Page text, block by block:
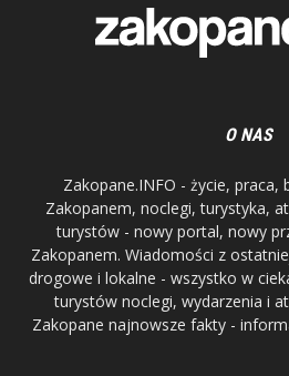
O NAS
Zakopane.INFO - życie, praca,
Zakopanem, noclegi, turystyka,
turystów - nowy portal, nowy
Zakopanem. Wiadomości z
drogowe i lokalne - wszystko w
turystów noclegi, wydarzenia i
Zakopane najnowsze fakty -